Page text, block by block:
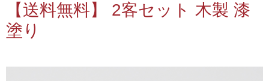
【送料無料】 2客セット 木製 漆
塗り